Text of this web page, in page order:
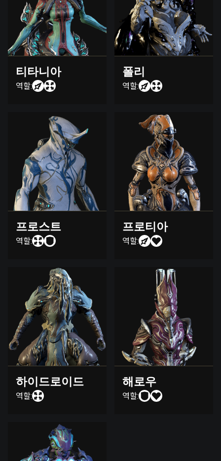
티타니아
역할:
폴리
역할:
프로스트
역할:
프로티아
역할:
하이드로이드
역할:
해로우
역할: